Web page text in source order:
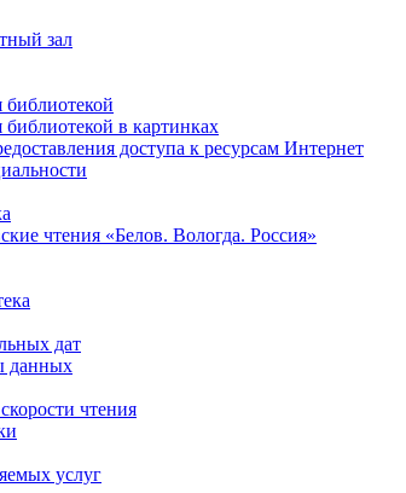
зал
библиотекой
в картинках
доступа к ресурсам Интернет
чтения «Белов. Вологда. Россия»
дат
данных
чтения
услуг